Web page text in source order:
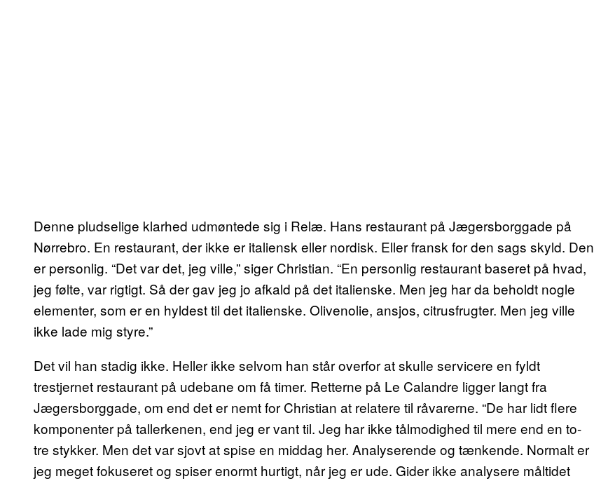
Denne pludselige klarhed udmøntede sig i Relæ. Hans restaurant på Jægersborggade på
Nørrebro. En restaurant, der ikke er italiensk eller nordisk. Eller fransk for den sags skyld. Den
er personlig. “Det var det, jeg ville,” siger Christian. “En personlig restaurant baseret på hvad,
jeg følte, var rigtigt. Så der gav jeg jo afkald på det italienske. Men jeg har da beholdt nogle
elementer, som er en hyldest til det italienske. Olivenolie, ansjos, citrusfrugter. Men jeg ville
ikke lade mig styre.”
Det vil han stadig ikke. Heller ikke selvom han står overfor at skulle servicere en fyldt
trestjernet restaurant på udebane om få timer. Retterne på Le Calandre ligger langt fra
Jægersborggade, om end det er nemt for Christian at relatere til råvarerne. “De har lidt flere
komponenter på tallerkenen, end jeg er vant til. Jeg har ikke tålmodighed til mere end en to-
tre stykker. Men det var sjovt at spise en middag her. Analyserende og tænkende. Normalt er
jeg meget fokuseret og spiser enormt hurtigt, når jeg er ude. Gider ikke analysere måltidet